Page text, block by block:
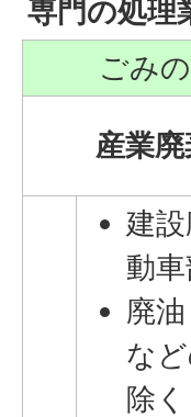
専門の処理
ごみ
産業
建
動
廃
な
除く